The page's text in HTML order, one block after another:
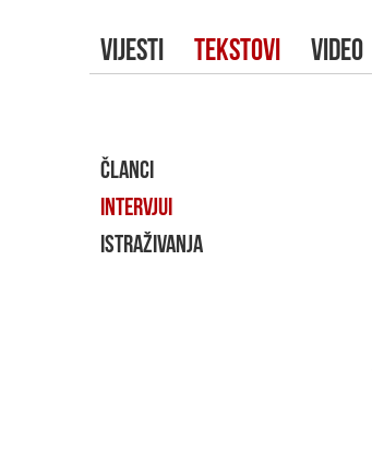
VIJESTI TEKSTOVI VIDEO
ČLANCI
INTERVJUI
ISTRAŽIVANJA